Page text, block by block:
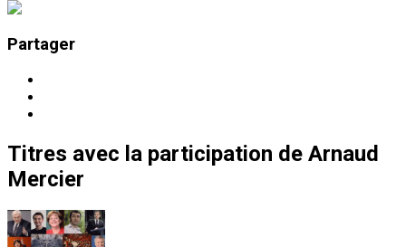
Partager
Titres avec la participation de Arnaud
Mercier